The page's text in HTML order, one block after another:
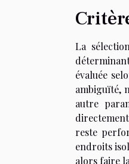
La
évaluée
ambiguïté,
autre
reste
endroits
alors faire